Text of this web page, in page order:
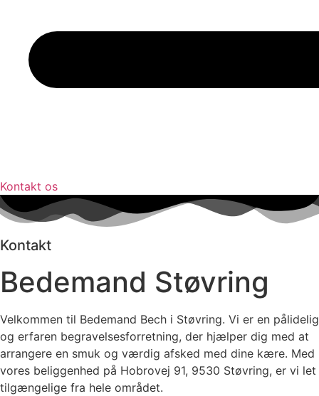
Kontakt os
Kontakt
Bedemand Støvring
Velkommen til Bedemand Bech i Støvring. Vi er en pålidelig
og erfaren begravelsesforretning, der hjælper dig med at
arrangere en smuk og værdig afsked med dine kære. Med
vores beliggenhed på Hobrovej 91, 9530 Støvring, er vi let
tilgængelige fra hele området.